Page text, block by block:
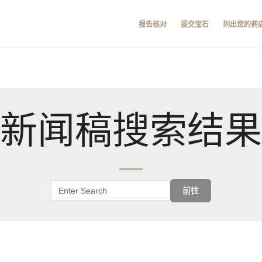
报告核对 提交宝石 列出您的商
新闻稿搜索结果
前往